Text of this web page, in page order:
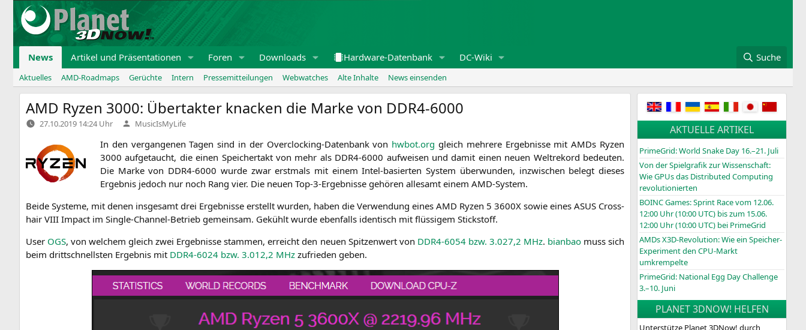
Zum
Inhalt
springen
News Artikel und Präsentationen Foren Downloads Hardware-Datenbank DC-Wiki Suche
Aktuelles AMD-Roadmaps Gerüchte Intern Pressemitteilungen Webwatches Alte Inhalte News einsenden
AMD Ryzen 3000: Übertakter knacken die Marke von DDR4-6000
27.10.2019 14:24 Uhr Verfasst
von
MusicIsMyLife
In den ver­gan­ge­nen Tagen sind in der Over­clo­cking-Daten­bank von hwbot.org gleich meh­re­re Ergeb­nis­se mit AMDs Ryzen
3000 auf­ge­taucht, die einen Spei­cher­takt von mehr als DDR4-6000 auf­wei­sen und damit einen neu­en Welt­re­kord bedeu­ten.
Die Mar­ke von DDR4-6000 wur­de zwar erst­mals mit einem Intel-basier­ten Sys­tem über­wun­den, inzwi­schen belegt die­ses
Ergeb­nis jedoch nur noch Rang vier. Die neu­en Top-3-Ergeb­nis­se gehö­ren alle­samt einem AMD-System.
Bei­de Sys­te­me, mit denen ins­ge­samt drei Ergeb­nis­se erstellt wur­den, haben die Ver­wen­dung eines AMD Ryzen 5 3600X sowie eines ASUS Cross­
hair VIII Impact im Sin­gle-Chan­nel-Betrieb gemein­sam. Gekühlt wur­de eben­falls iden­tisch mit flüs­si­gem Stickstoff.
User OGS, von wel­chem gleich zwei Ergeb­nis­se stam­men, erreicht den neu­en Spit­zen­wert von DDR4-6054bzw. 3.027,2 MHz. bian­baomuss sich
beim dritt­schnells­ten Ergeb­nis mit DDR4-6024 bzw. 3.012,2 MHz zufrie­den geben.
AKTUELLE ARTIKEL
PrimeGrid: World Snake Day 16.–21. Juli
Von der Spielgrafik zur Wissenschaft:
Wie GPUs das Distributed Computing
revolutionierten
BOINCGames: Sprint Race vom 12.06.
12:00 Uhr (10:00 UTC) bis zum 15.06.
12:00 Uhr (10:00 UTC) bei PrimeGrid
AMDs X3D-Revolution: Wie ein Speicher-
Experiment den CPU-Markt
umkrempelte
PrimeGrid: National Egg Day Challenge
3.–10. Juni
PLANET 3DNOW! HELFEN
Unterstütze Planet 3DNow! durch